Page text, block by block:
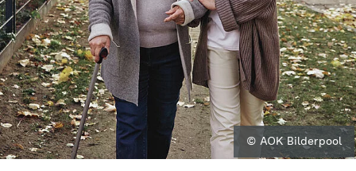
© AOK Bilderpool